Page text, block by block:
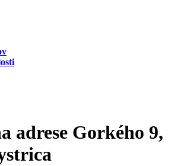
adrese Gorkého 9,